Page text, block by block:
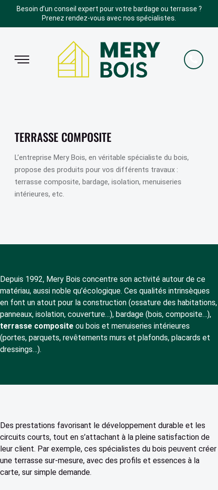
Besoin d’un conseil expert pour votre bardage ou terrasse ?
Prenez rendez-vous avec nos spécialistes.
TERRASSE COMPOSITE
L’entreprise Mery Bois, en véritable spécialiste du bois,
propose des produits pour vos différents travaux :
terrasse composite, bardage, isolation, menuiseries
intérieures, etc.
Depuis 1992, Mery Bois concentre son activité autour de ce
matériau, aussi noble qu’écologique. Ces qualités intrinsèques
en font un atout pour la construction (ossature des habitations,
panneaux, isolation, couverture…), bardage (bois, composite…),
terrasse composite ou bois et menuiseries intérieures
(portes, parquets, revêtements murs et plafonds, placards et
dressings…).
Des prestations favorisant le développement durable et les
circuits courts, tout en s’attachant à la pleine satisfaction de
leur client. Par exemple, ces spécialistes du bois peuvent créer
une terrasse sur-mesure, avec des profils et essences à la
carte, sur simple demande.